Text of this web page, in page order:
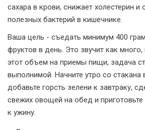
сахара в крови, снижает холестерин
полезных бактерий в кишечнике.
Ваша цель - съедать минимум 400
фруктов в день. Это звучит как много,
этот объем на приемы пищи, задача
выполнимой. Начните утро со
добавьте горсть зелени к завтраку,
свежих овощей на обед и
к ужину.